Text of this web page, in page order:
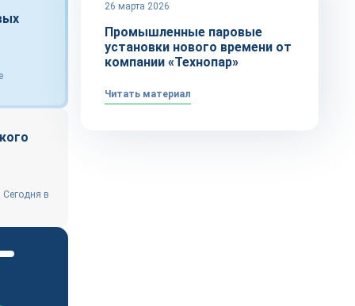
Сегодня в
26 марта 2026
Промышленные паровые
установки нового времени от
компании «Технопар»
Читать материал